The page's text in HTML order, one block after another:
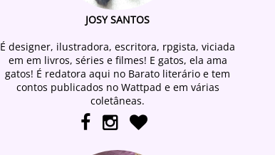
JOSY SANTOS
É designer, ilustradora, escritora, rpgista, viciada
em em livros, séries e filmes! E gatos, ela ama
gatos! É redatora aqui no Barato literário e tem
contos publicados no Wattpad e em várias
coletâneas.